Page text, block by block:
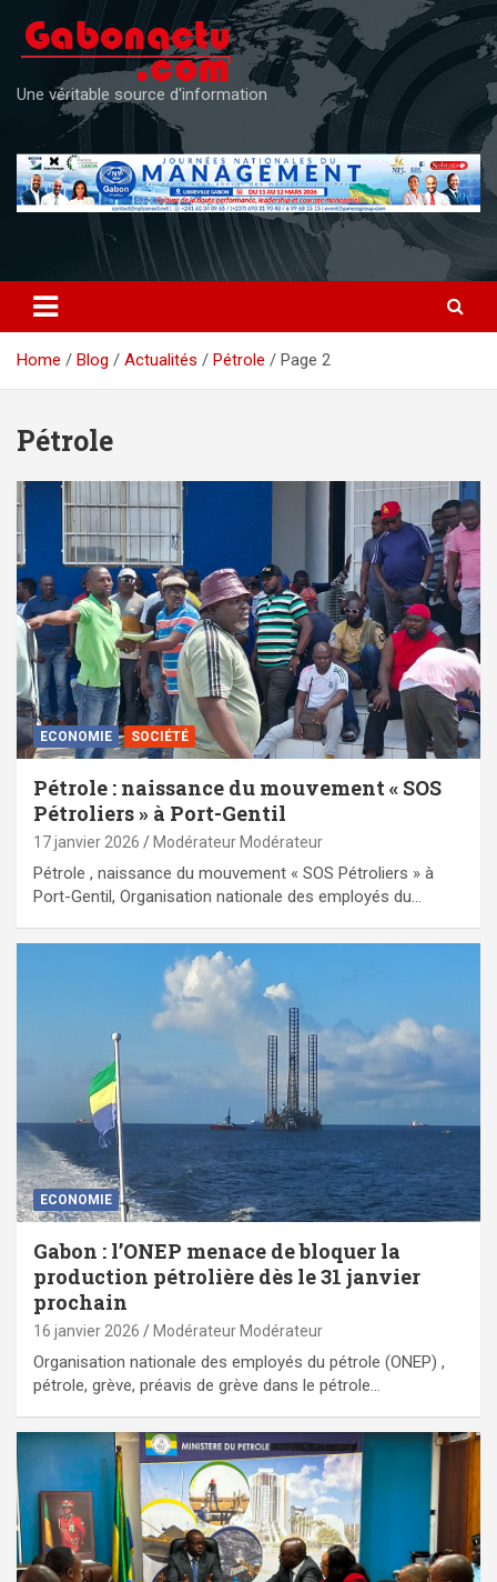
content
Une véritable source d'information
Home Blog Actualités Pétrole Page 2
Pétrole
ECONOMIE SOCIÉTÉ
Pétrole : naissance du mouvement « SOS
Pétroliers » à Port-Gentil
17 janvier 2026 Modérateur Modérateur
Pétrole , naissance du mouvement « SOS Pétroliers » à
Port-Gentil, Organisation nationale des employés du…
ECONOMIE
Gabon : l’ONEP menace de bloquer la
production pétrolière dès le 31 janvier
prochain
16 janvier 2026 Modérateur Modérateur
Organisation nationale des employés du pétrole (ONEP) ,
pétrole, grève, préavis de grève dans le pétrole…